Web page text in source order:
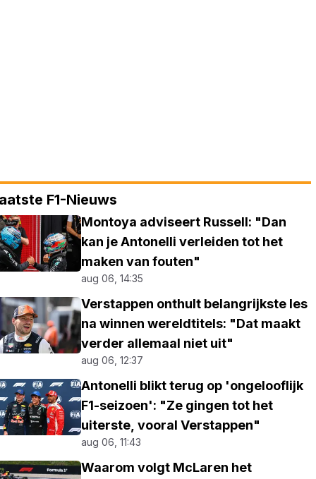
F1-Nieuws
Montoya adviseert Russell: "Dan
kan je Antonelli verleiden tot het
maken van fouten"
aug 06, 14:35
Verstappen onthult belangrijkste les
na winnen wereldtitels: "Dat maakt
verder allemaal niet uit"
aug 06, 12:37
Antonelli blikt terug op 'ongelooflijk
F1-seizoen': "Ze gingen tot het
uiterste, vooral Verstappen"
aug 06, 11:43
Waarom volgt McLaren het